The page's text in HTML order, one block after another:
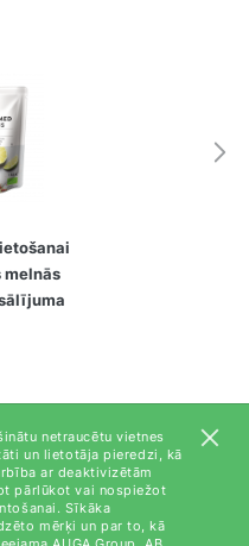
netraucētu vietnes
un lietotāja pieredzi, kā
ar deaktivizētām
pārlūkot vai nospiežot
Sīkāka
mērķi un par to, kā
melnās